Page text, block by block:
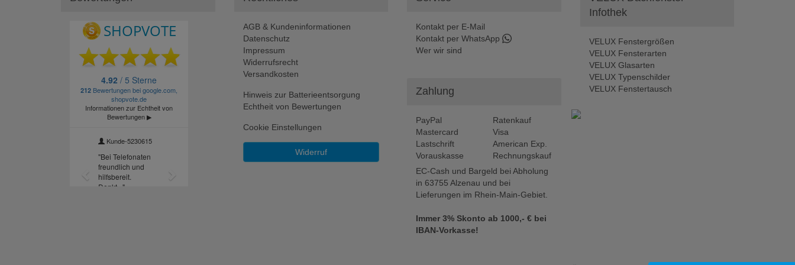
AGB & Kundeninformationen
Datenschutz
Impressum
Widerrufsrecht
Versandkosten
Hinweis zur Batterieentsorgung
Echtheit von Bewertungen
Cookie Einstellungen
Widerruf
Kontakt per E-Mail
Kontakt per WhatsApp
Wer wir sind
Zahlung
PayPal
Ratenkauf
Mastercard
Visa
Lastschrift
American Exp.
Vorauskasse
Rechnungskauf
EC-Cash und Bargeld bei Abholung
in 63755 Alzenau und bei
Lieferungen im Rhein-Main-Gebiet.
Immer 3% Skonto ab 1000,- € bei
IBAN-Vorkasse!
Infothek
VELUX Fenstergrößen
VELUX Fensterarten
VELUX Glasarten
VELUX Typenschilder
VELUX Fenstertausch